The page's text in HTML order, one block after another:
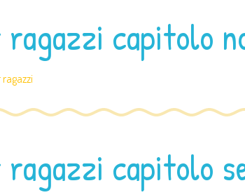
capitolo
capitolo